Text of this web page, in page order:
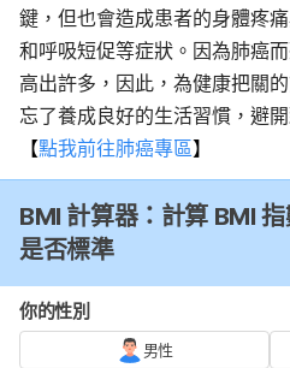
鍵，但也會造成患者的身體疼
和呼吸短促等症狀。因為肺癌
高出許多，因此，為健康把關
忘了養成良好的生活習慣，避
【點我前往肺癌專區】
BMI 計算器：計算 BMI
是否標準
你的性別
男性